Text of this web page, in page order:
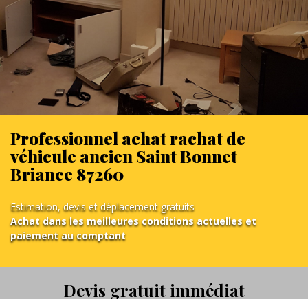
Professionnel achat rachat de
véhicule ancien Saint Bonnet
Briance 87260
Estimation, devis et déplacement gratuits
Achat dans les meilleures conditions actuelles et
paiement au comptant
Devis gratuit immédiat